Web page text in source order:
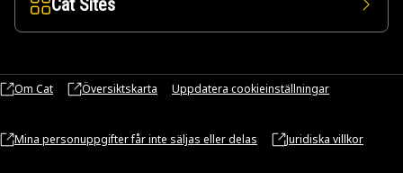
Cat Sites
Om Cat Översiktskarta Uppdatera cookieinställningar
Mina personuppgifter får inte säljas eller delas Juridiska villkor